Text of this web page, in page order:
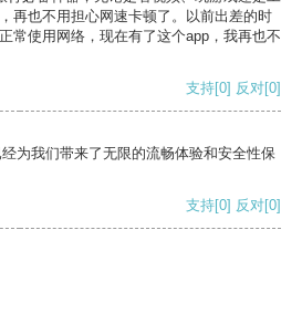
再也不用担心网速卡顿了。以前出差的时
常使用网络，现在有了这个app，我再也不
支持[0] 反对[0]
为我们带来了无限的流畅体验和安全性保
支持[0] 反对[0]